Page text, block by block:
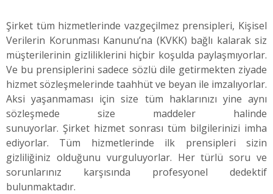
Şirket tüm hizmetlerinde vazgeçilmez prensipleri, Kişisel
Verilerin Korunması Kanunu’na (KVKK) bağlı kalarak siz
müşterilerinin gizliliklerini hiçbir koşulda paylaşmıyorlar.
Ve bu prensiplerini sadece sözlü dile getirmekten ziyade
hizmet sözleşmelerinde taahhüt ve beyan ile imzalıyorlar.
Aksi yaşanmaması için size tüm haklarınızı yine aynı
sözleşmede size maddeler halinde
sunuyorlar. Şirket hizmet sonrası tüm bilgilerinizi imha
ediyorlar. Tüm hizmetlerinde ilk prensipleri sizin
gizliliğiniz olduğunu vurguluyorlar. Her türlü soru ve
sorunlarınız karşısında profesyonel dedektif
bulunmaktadır.